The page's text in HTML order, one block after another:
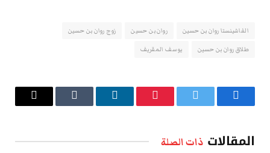
الفاشينستا روان بن حسين روان بن حسين
زوج روان بن حسين
طلاق روان بن حسين
يوسف المقريف
فيسبوك تويتر بينتيريستلينكدإن Tumblr
البريد
المقالات ذات الصلة